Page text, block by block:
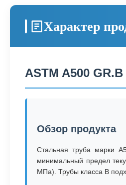
Характер
ASTM A500
Обзор продукта
Стальная труба марки
минимальный предел
МПа). Трубы класса B